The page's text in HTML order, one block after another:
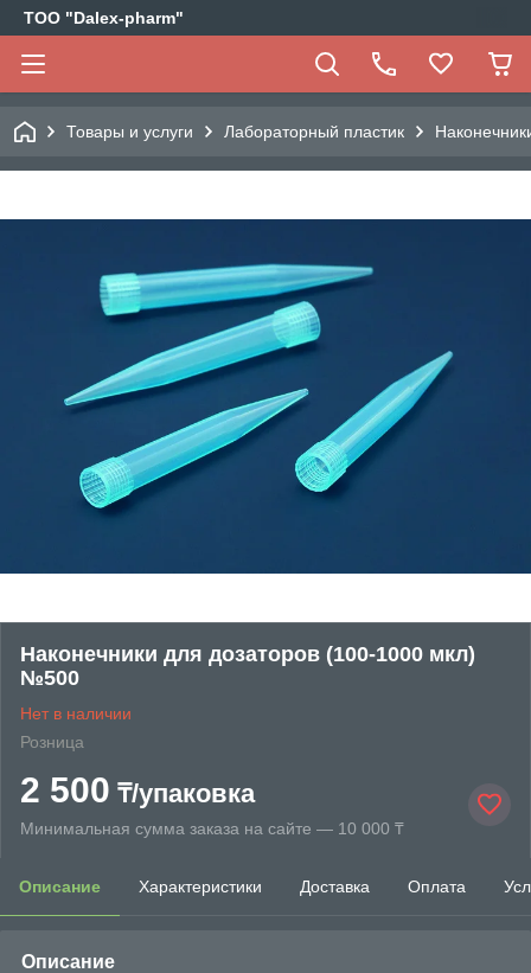
ТОО "Dalex-pharm"
Товары и услуги Лабораторный пластик
Наконечники для дозаторов (100-1000 мкл)
№500
Нет в наличии
Розница
2 500 ₸/упаковка
Минимальная сумма заказа на сайте — 10 000 ₸
Описание Характеристики Доставка Оплата
Описание